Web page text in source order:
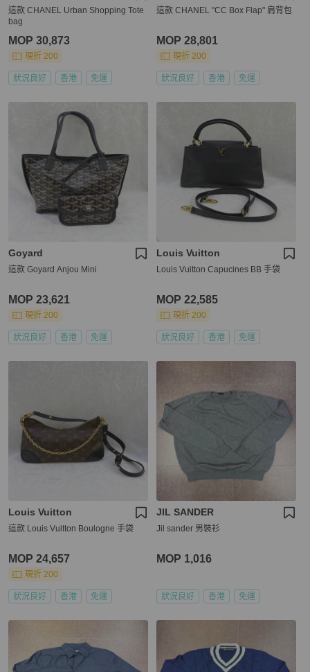
這款 CHANEL Urban Shopping Tote
bag
MOP 30,873
現折 200
狀況良好 香港 免運
這款 CHANEL "CC Box Flap" 肩背包
MOP 28,801
現折 200
狀況良好 香港 免運
Goyard
這款 Goyard Anjou Mini
MOP 23,621
現折 200
狀況良好 香港 免運
Louis Vuitton
Louis Vuitton Capucines BB 手袋
MOP 22,585
現折 200
狀況良好 香港 免運
Louis Vuitton
這款 Louis Vuitton Boulogne 手袋
MOP 24,657
現折 200
狀況良好 香港 免運
JIL SANDER
Jil sander 男裝衫
MOP 1,016
狀況良好 香港 免運